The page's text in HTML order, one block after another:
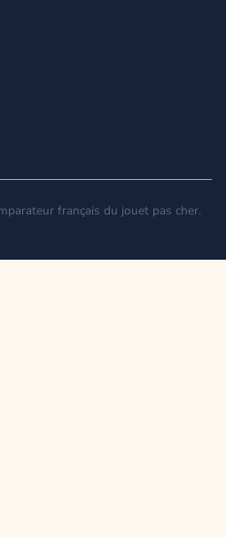
français du jouet pas cher.